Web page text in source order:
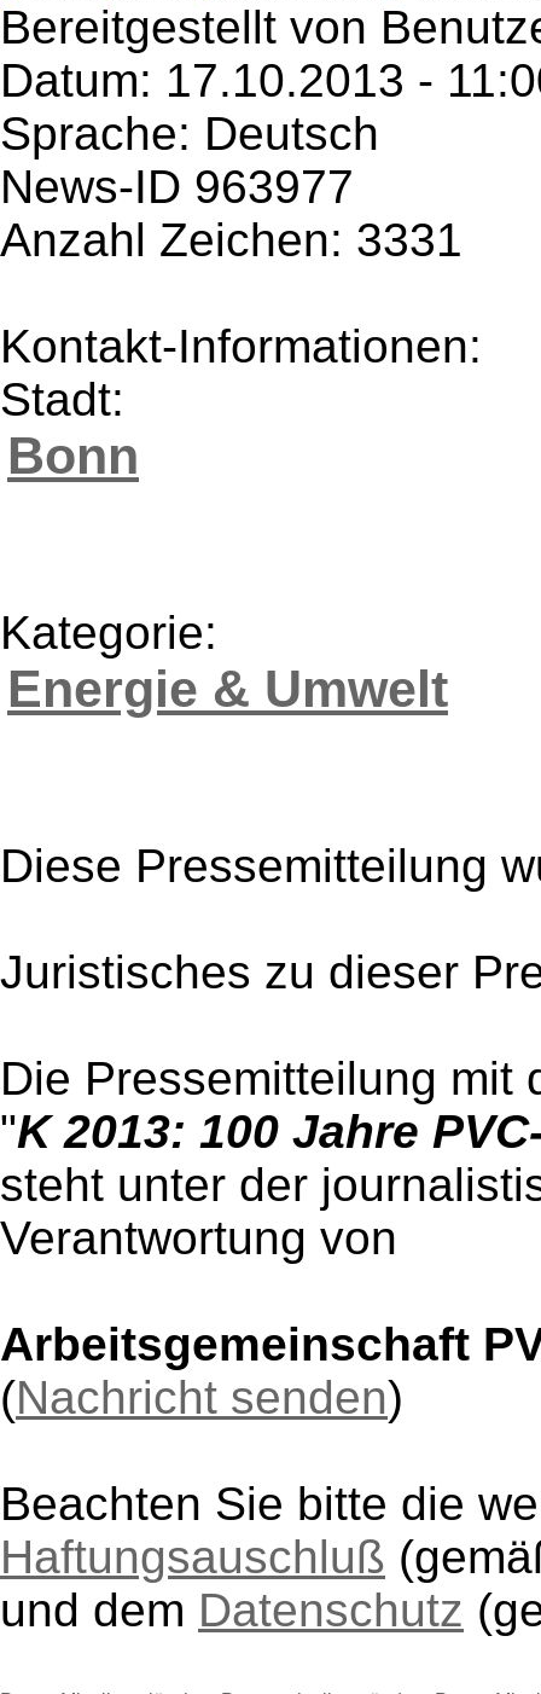
Bereitgestellt von
Datum: 17.10.2013 -
Sprache: Deutsch
News-ID 963977
Anzahl Zeichen: 3331
Kontakt-Informationen:
Stadt:
Bonn
Kategorie:
Energie & Umwelt
Diese Pressemitteilung
Juristisches zu dieser
Die Pressemitteilung mit
"K 2013: 100 Jahre
steht unter der
Verantwortung von
Arbeitsgemeinschaft
(Nachricht senden)
Beachten Sie bitte die
Haftungsauschluß
und dem Datenschutz